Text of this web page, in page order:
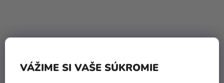
VÁŽIME SI VAŠE SÚKROMIE
Narodeninové číslo 30
Narodeninové číslo 40